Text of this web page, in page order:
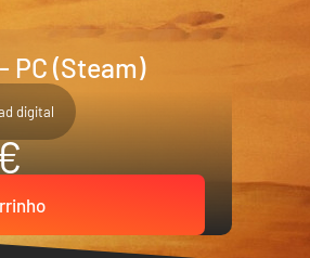
PC (Steam)
digital